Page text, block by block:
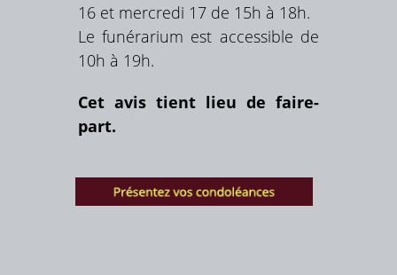
16 et mercredi 17 de 15h à 18h.
Le funérarium est accessible de
10h à 19h.
Cet avis tient lieu de faire-
part.